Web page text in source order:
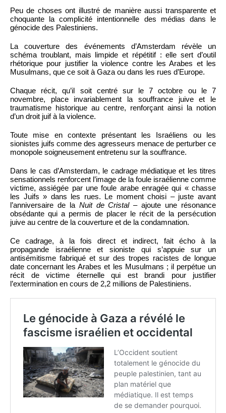
Peu de choses ont illustré de manière aussi transparente et
choquante la complicité intentionnelle des médias dans le
génocide des Palestiniens.
La couverture des événements d’Amsterdam révèle un
schéma troublant, mais limpide et répétitif : elle sert d’outil
rhétorique pour justifier la violence contre les Arabes et les
Musulmans, que ce soit à Gaza ou dans les rues d’Europe.
Chaque récit, qu’il soit centré sur le 7 octobre ou le 7
novembre, place invariablement la souffrance juive et le
traumatisme historique au centre, renforçant ainsi la notion
d’un droit juif à la violence.
Toute mise en contexte présentant les Israéliens ou les
sionistes juifs comme des agresseurs menace de perturber ce
monopole soigneusement entretenu sur la souffrance.
Dans le cas d’Amsterdam, le cadrage médiatique et les titres
sensationnels renforcent l’image de la foule israélienne comme
victime, assiégée par une foule arabe enragée qui « chasse
les Juifs » dans les rues. Le moment choisi – juste avant
l’anniversaire de la Nuit de Cristal– ajoute une résonance
obsédante qui a permis de placer le récit de la persécution
juive au centre de la couverture et de la condamnation.
Ce cadrage, à la fois direct et indirect, fait écho à la
propagande israélienne et sioniste qui s’appuie sur un
antisémitisme fabriqué et sur des tropes racistes de longue
date concernant les Arabes et les Musulmans ; il perpétue un
récit de victime éternelle qui est brandi pour justifier
l’extermination en cours de 2,2 millions de Palestiniens.